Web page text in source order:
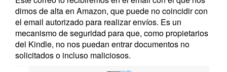
dimos de alta en Amazon, que puede no coincidir con
el email autorizado para realizar envíos. Es un
mecanismo de seguridad para que, como propietarios
del Kindle, no nos puedan entrar documentos no
solicitados o incluso maliciosos.